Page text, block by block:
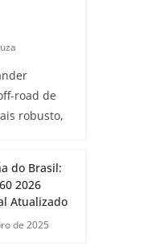
road de
robusto,
do Brasil:
2026
Atualizado
de 2025